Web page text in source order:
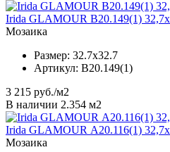
Irida GLAMOUR B20.149(1)
Мозаика
Размер: 32.7x32.7
Артикул: B20.149(1)
3 215 руб./м2
В наличии 2.354 м2
Irida GLAMOUR А20.116(1)
Мозаика